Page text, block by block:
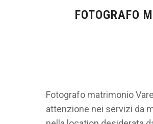
FOTOGRAFO
Fotografo matrimonio
attenzione nei servizi da